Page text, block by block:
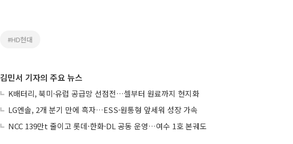
#HD현대
김민서 기자의 주요 뉴스
K배터리, 북미·유럽 공급망 선점전…셀부터 원료까지 현지화
LG엔솔, 2개 분기 만에 흑자…ESS·원통형 앞세워 성장 가속
NCC 139만t 줄이고 롯데·한화·DL 공동 운영…여수 1호 본궤도